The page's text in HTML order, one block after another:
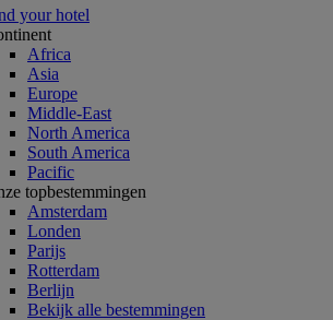
your hotel
Africa
Asia
Europe
Middle-East
North America
South America
Pacific
topbestemmingen
Amsterdam
Londen
Parijs
Rotterdam
Berlijn
Bekijk alle bestemmingen